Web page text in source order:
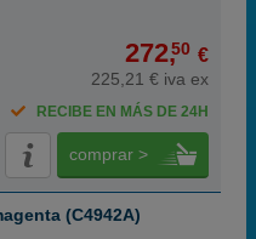
272,50 €
225,21 € iva ex
RECIBE EN MÁS DE 24H
comprar >
(C4942A)